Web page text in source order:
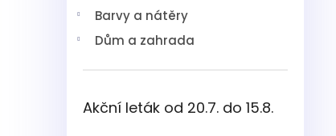
Barvy a nátěry
Dům a zahrada
Akční leták od 20.7. do 15.8.